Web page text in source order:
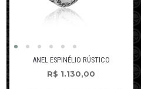
ANEL ESPINÉLIO RÚSTICO
R$ 1.130,00